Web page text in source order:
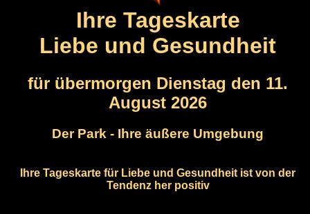
Ihre Tageskarte
Liebe und Gesundheit
für übermorgen Dienstag den 11.
August 2026
Der Park - Ihre äußere Umgebung
Ihre Tageskarte für Liebe und Gesundheit ist von der
Tendenz her positiv